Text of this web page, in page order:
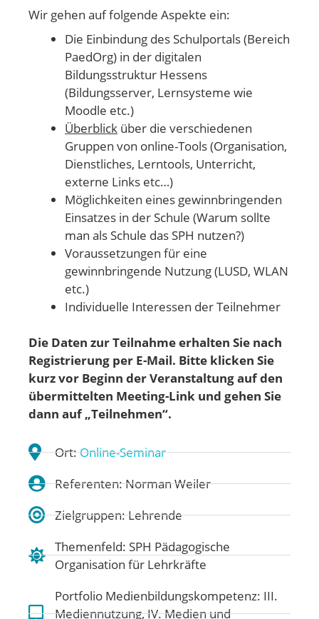
Wir gehen auf folgende Aspekte ein:
Die Einbindung des Schulportals (Bereich
PaedOrg) in der digitalen
Bildungsstruktur Hessens
(Bildungsserver, Lernsysteme wie
Moodle etc.)
Überblick über die verschiedenen
Gruppen von online-Tools (Organisation,
Dienstliches, Lerntools, Unterricht,
externe Links etc…)
Möglichkeiten eines gewinnbringenden
Einsatzes in der Schule (Warum sollte
man als Schule das SPH nutzen?)
Voraussetzungen für eine
gewinnbringende Nutzung (LUSD, WLAN
etc.)
Individuelle Interessen der Teilnehmer
Die Daten zur Teilnahme erhalten Sie nach
Registrierung per E-Mail. Bitte klicken Sie
kurz vor Beginn der Veranstaltung auf den
übermittelten Meeting-Link und gehen Sie
dann auf „Teilnehmen“.
Ort:Online-Seminar
Referenten: Norman Weiler
Zielgruppen: Lehrende
Themenfeld: SPH Pädagogische
Organisation für Lehrkräfte
Portfolio Medienbildungskompetenz: III.
Mediennutzung,IV. Medien und